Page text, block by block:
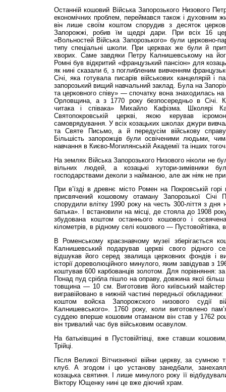
Останній кошовий Війська Запорозького Низового
економічних проблем, переймався також і духовним
він лише своїм коштом спорудив з десяток
Запорожжі, робив їм щедрі дари. При всіх 16
«Вольностей Війська Запорозького» були церковно-
типу спеціальні школи. При церквах же були й
хворих. Саме завдяки Петру Калнишевському на
Ромні був відкритий «французький пансіон» для
як нині сказали б, з поглибленим вивченням
Січі, яка готувала писарів військових канцелярій і
запорозький вищий навчальний заклад. Була на
та церковного співу» — спочатку вона знаходилась
Орловщина, а з 1770 року безпосередньо в Січі.
читака і співака» Михайло Кафізма. Школярі
Святопокровській церкві, якою керував
самоврядування. У всіх козацьких школах джури
та Святе Письмо, а й передусім військову
Більшість запорожців були освіченими людьми,
навчання в Києво-Могилянській Академії та інших
На землях Війська Запорозького Низового ніколи не
вільних людей, а козацькі хутори-зимівники
господарствами деколи з найманою, але аж ніяк не
При в’їзді в древнє місто Ромен на Покровській
присвячений кошовому отаману Запорозької Січі
спорудили влітку 1990 року на честь 300-ліття з дня
батька». І встановили на місці, де стояла до 1908
збудована коштом останнього кошового і
кілометрів, в рідному селі кошового — Пустовойтівка,
В Роменському краєзнавчому музеї зберігається
Калнишевський подарував церкві свого рідного
відшукав його серед звалища церковних фондів і
історії дореволюційного минулого, яким завідував з
коштував 600 карбованців золотом. Для порівняння:
Понад пуд срібла пішло на оправу, довжина якої
товщина — 10 см. Виготовив його київський
вигравійовано в нижній частині передньої
коштом войска Запорожского низового судії
Калнишевського». 1760 року, коли виготовлено
суддею вперше кошовим отаманом він став у 1762
він тривалий час був військовим осавулом.
На батьківщині в Пустовійтівці, вже ставши
Трійці.
Після Великої Вітчизняної війни церкву, за сумною
клуб. А згодом і цю установу занедбали,
козацька святиня. І лише минулого року її
Віктору Ющенку нині це вже діючий храм.